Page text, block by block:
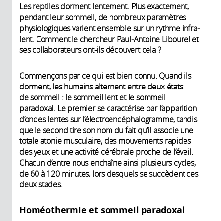
Les reptiles dorment lentement. Plus exactement,
pendant leur sommeil, de nombreux paramètres
physiologiques varient ensemble sur un rythme infra-
lent. Comment le chercheur Paul-Antoine Libourel et
ses collaborateurs ont-ils découvert cela ?
Commençons par ce qui est bien connu. Quand ils
dorment, les humains alternent entre deux états
de sommeil : le sommeil lent et le sommeil
paradoxal. Le premier se caractérise par l’apparition
d’ondes lentes sur l’électroencéphalogramme, tandis
que le second tire son nom du fait qu’il associe une
totale atonie musculaire, des mouvements rapides
des yeux et une activité cérébrale proche de l’éveil.
Chacun d’entre nous enchaîne ainsi plusieurs cycles,
de 60 à 120 minutes, lors desquels se succèdent ces
deux stades.
Homéothermie et sommeil paradoxal